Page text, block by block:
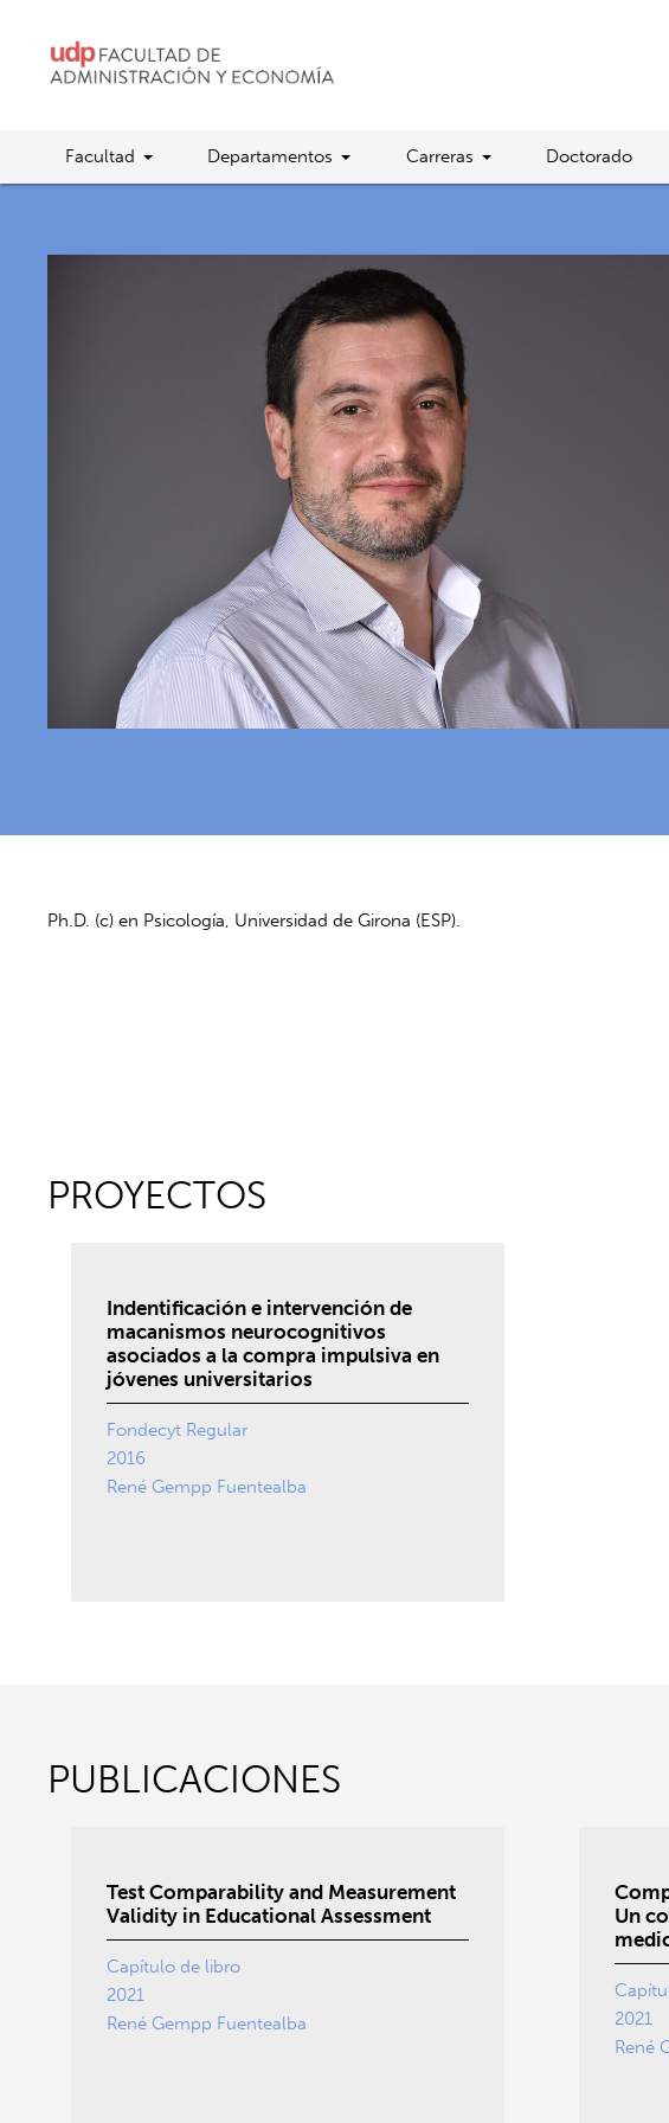
Facultad Departamentos Carreras Doctorado
Ph.D. (c) en Psicología, Universidad de Girona (ESP).
PROYECTOS
Indentificación e intervención de
macanismos neurocognitivos
asociados a la compra impulsiva en
jóvenes universitarios
Fondecyt Regular
2016
René Gempp Fuentealba
PUBLICACIONES
Test Comparability and Measurement
Validity in Educational Assessment
Capítulo de libro
2021
René Gempp Fuentealba
Un
2021
René